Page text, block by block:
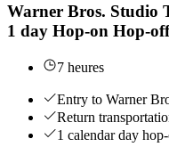
Warner Bros. Studio
1 day Hop-on Hop-
7 heures
Entry to Warner
Return
1 calendar day